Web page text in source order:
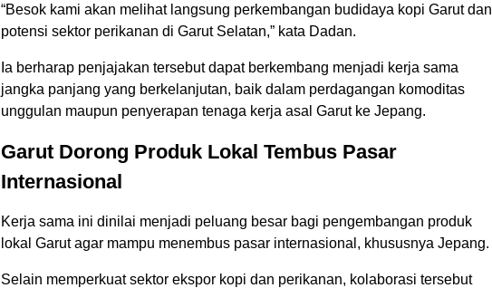
“Besok kami akan melihat langsung perkembangan budidaya kopi Garut dan
potensi sektor perikanan di Garut Selatan,” kata Dadan.
Ia berharap penjajakan tersebut dapat berkembang menjadi kerja sama
jangka panjang yang berkelanjutan, baik dalam perdagangan komoditas
unggulan maupun penyerapan tenaga kerja asal Garut ke Jepang.
Garut Dorong Produk Lokal Tembus Pasar
Internasional
Kerja sama ini dinilai menjadi peluang besar bagi pengembangan produk
lokal Garut agar mampu menembus pasar internasional, khususnya Jepang.
Selain memperkuat sektor ekspor kopi dan perikanan, kolaborasi tersebut